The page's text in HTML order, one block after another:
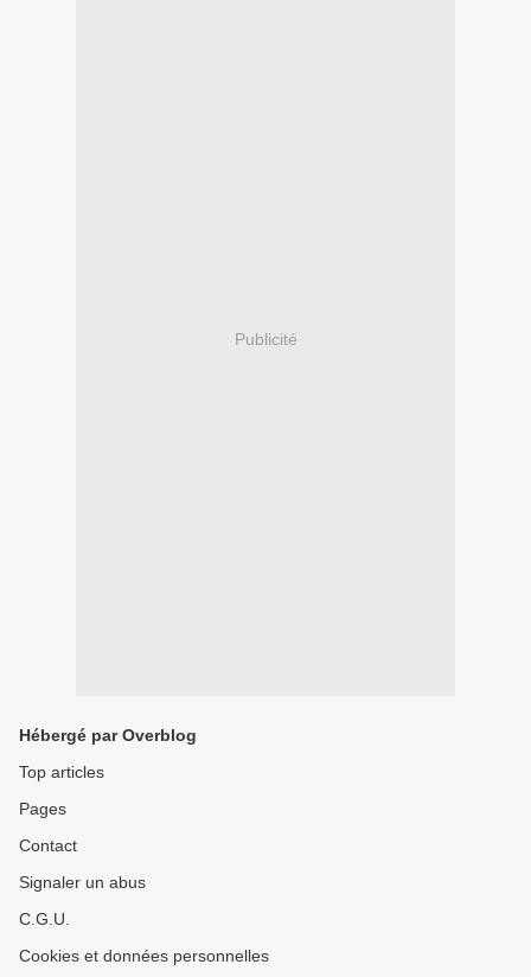
Publicité
Hébergé par Overblog
Top articles
Pages
Contact
Signaler un abus
C.G.U.
Cookies et données personnelles